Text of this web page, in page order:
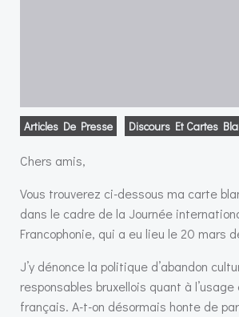
Articles De Presse Discours Et Cartes
Chers amis,
Vous trouverez ci-dessous ma carte
dans le cadre de la Journée
Francophonie, qui a eu lieu le 20 mars
J’y dénonce la politique d’abandon
responsables bruxellois quant à
français. A-t-on désormais honte de